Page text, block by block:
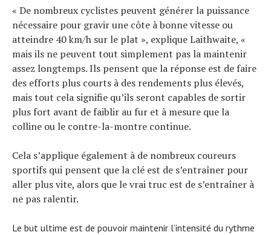
« De nombreux cyclistes peuvent générer la puissance
nécessaire pour gravir une côte à bonne vitesse ou
atteindre 40 km/h sur le plat », explique Laithwaite, «
mais ils ne peuvent tout simplement pas la maintenir
assez longtemps. Ils pensent que la réponse est de faire
des efforts plus courts à des rendements plus élevés,
mais tout cela signifie qu’ils seront capables de sortir
plus fort avant de faiblir au fur et à mesure que la
colline ou le contre-la-montre continue.
Cela s’applique également à de nombreux coureurs
sportifs qui pensent que la clé est de s’entraîner pour
aller plus vite, alors que le vrai truc est de s’entraîner à
ne pas ralentir.
Le but ultime est de pouvoir maintenir l’intensité du rythme